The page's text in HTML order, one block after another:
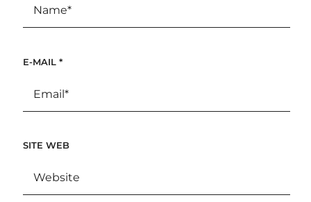
E-MAIL *
SITE WEB